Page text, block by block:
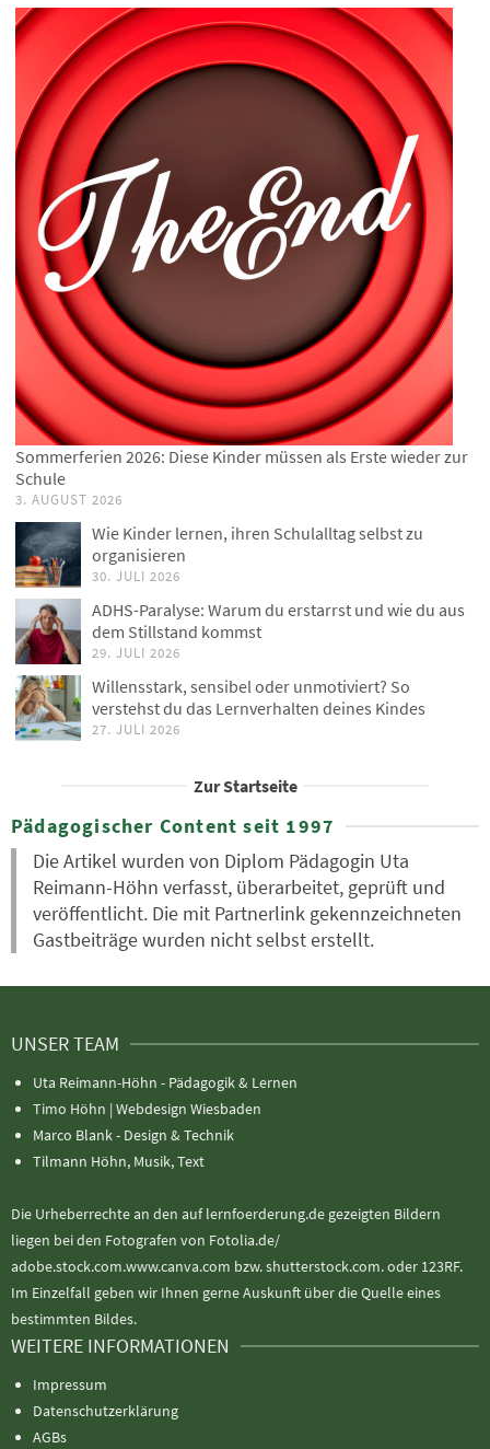
Sommerferien 2026: Diese Kinder müssen als Erste wieder zur
Schule
3. AUGUST 2026
Wie Kinder lernen, ihren Schulalltag selbst zu
organisieren
30. JULI 2026
ADHS-Paralyse: Warum du erstarrst und wie du aus
dem Stillstand kommst
29. JULI 2026
Willensstark, sensibel oder unmotiviert? So
verstehst du das Lernverhalten deines Kindes
27. JULI 2026
Zur Startseite
Pädagogischer Content seit 1997
Die Artikel wurden von Diplom Pädagogin Uta
Reimann-Höhn verfasst, überarbeitet, geprüft und
veröffentlicht. Die mit Partnerlink gekennzeichneten
Gastbeiträge wurden nicht selbst erstellt.
UNSER TEAM
Uta Reimann-Höhn - Pädagogik & Lernen
Timo Höhn | Webdesign Wiesbaden
Marco Blank - Design & Technik
Tilmann Höhn, Musik, Text
Die Urheberrechte an den auf lernfoerderung.de gezeigten Bildern
liegen bei den Fotografen von Fotolia.de/
adobe.stock.com.www.canva.com bzw. shutterstock.com. oder 123RF.
Im Einzelfall geben wir Ihnen gerne Auskunft über die Quelle eines
bestimmten Bildes.
WEITERE INFORMATIONEN
Impressum
Datenschutzerklärung
AGBs